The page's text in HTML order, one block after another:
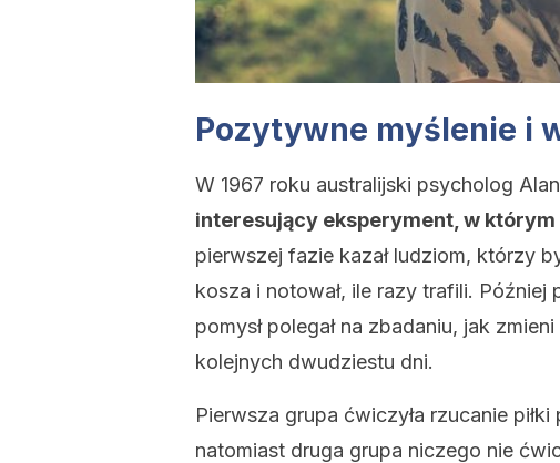
Pozytywne myślenie i
W 1967 roku australijski psycholog
interesujący eksperyment, w którym
pierwszej fazie kazał ludziom, którzy
kosza i notował, ile razy trafili.
pomysł polegał na zbadaniu, jak
kolejnych dwudziestu dni.
Pierwsza grupa ćwiczyła rzucanie
natomiast druga grupa niczego nie